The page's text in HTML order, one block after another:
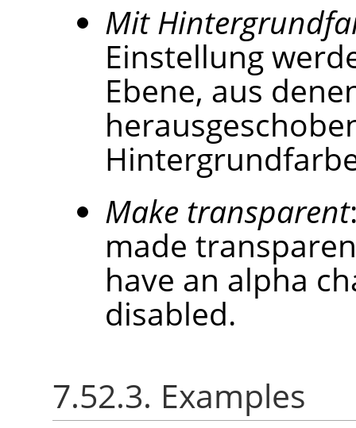
Mit
Einstellung
Ebene, aus
Make transparent
made
have an alpha
disabled.
7.52.3. Examples